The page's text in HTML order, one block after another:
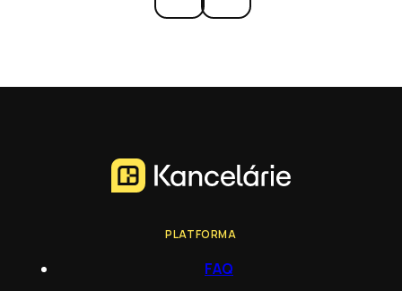
PLATFORMA
FAQ